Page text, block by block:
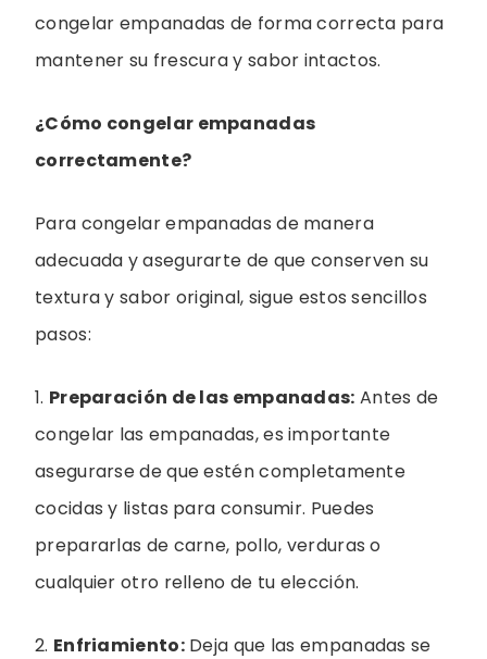
congelar empanadas de forma correcta para
mantener su frescura y sabor intactos.
¿Cómo congelar empanadas
correctamente?
Para congelar empanadas de manera
adecuada y asegurarte de que conserven su
textura y sabor original, sigue estos sencillos
pasos:
1. Preparación de las empanadas: Antes de
congelar las empanadas, es importante
asegurarse de que estén completamente
cocidas y listas para consumir. Puedes
prepararlas de carne, pollo, verduras o
cualquier otro relleno de tu elección.
2. Enfriamiento:Deja que las empanadas se